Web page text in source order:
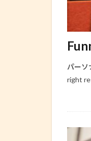
パーソ
right